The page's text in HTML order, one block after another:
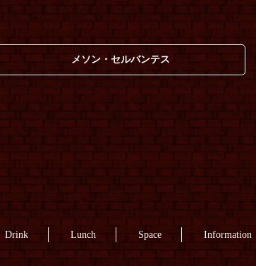
メソン・セルバンテス
Drink Lunch Space Information